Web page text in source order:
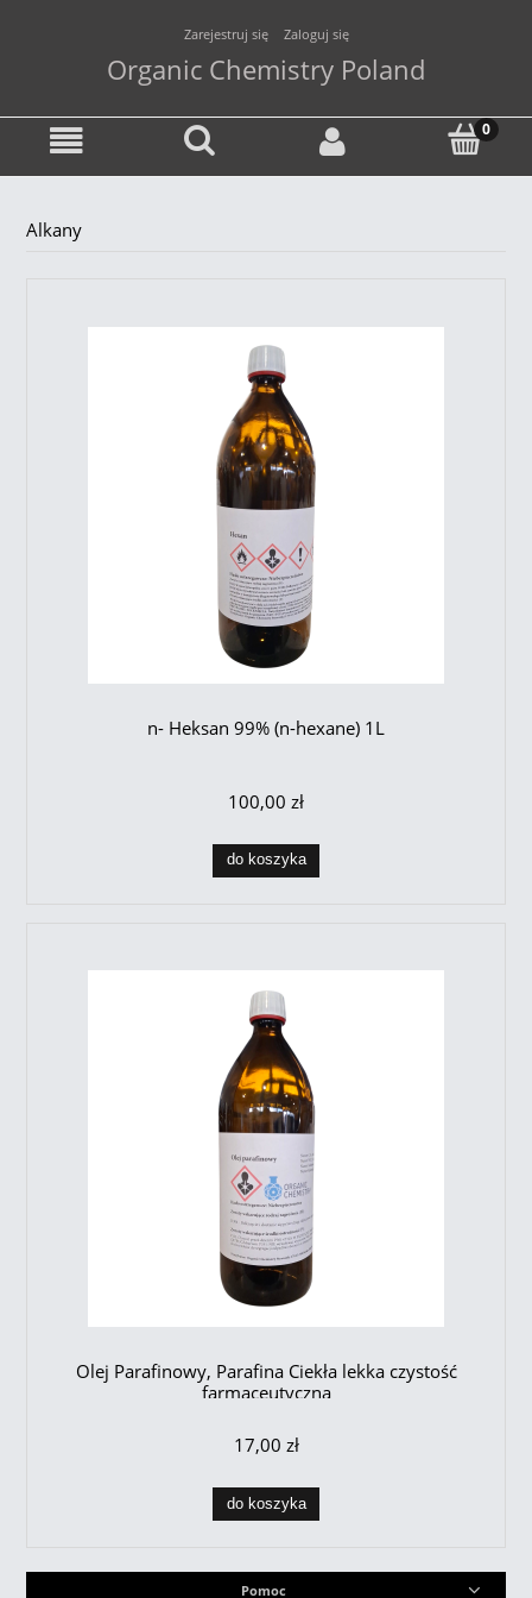
Zarejestruj się Zaloguj się
Organic Chemistry Poland
Alkany
n- Heksan 99% (n-hexane) 1L
100,00 zł
do koszyka
Olej Parafinowy, Parafina Ciekła lekka czystość
farmaceutyczna
17,00 zł
do koszyka
Pomoc